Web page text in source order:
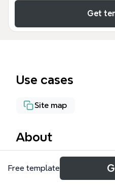
Get
Use cases
Site map
About
Le web-test Modèle est
structuré conçu pour les
Free template